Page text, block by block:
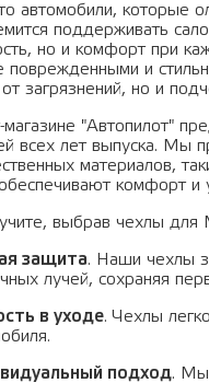
автомобили, которые
поддерживать
но и комфорт при
поврежденными и
загрязнений, но и
магазине "Автопилот"
всех лет выпуска. Мы
материалов,
комфорт
выбрав чехлы для
защита. Наши чехлы
лучей, сохраняя
в уходе. Чехлы
подход. Мы